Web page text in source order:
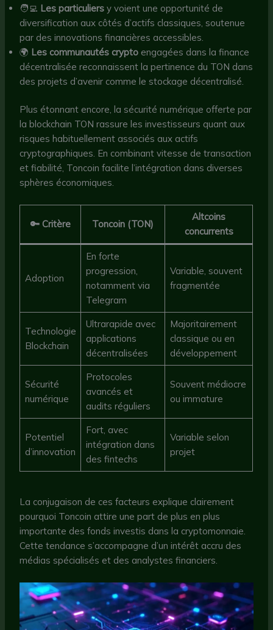
🧑‍💻 Les particuliers y voient une opportunité de
diversification aux côtés d’actifs classiques, soutenue
par des innovations financières accessibles.
🌍 Les communautés crypto engagées dans la finance
décentralisée reconnaissent la pertinence du TON dans
des projets d’avenir comme le stockage décentralisé.
Plus étonnant encore, la sécurité numérique offerte par
la blockchain TON rassure les investisseurs quant aux
risques habituellement associés aux actifs
cryptographiques. En combinant vitesse de transaction
et fiabilité, Toncoin facilite l’intégration dans diverses
sphères économiques.
🔑 Critère Toncoin (TON)
Altcoins
concurrents
Adoption
En forte
progression,
notamment via
Telegram
Variable, souvent
fragmentée
Technologie
Blockchain
Ultrarapide avec
applications
décentralisées
Majoritairement
classique ou en
développement
Sécurité
numérique
Protocoles
avancés et
audits réguliers
Souvent médiocre
ou immature
Potentiel
d’innovation
Fort, avec
intégration dans
des fintechs
Variable selon
projet
La conjugaison de ces facteurs explique clairement
pourquoi Toncoin attire une part de plus en plus
importante des fonds investis dans la cryptomonnaie.
Cette tendance s’accompagne d’un intérêt accru des
médias spécialisés et des analystes financiers.